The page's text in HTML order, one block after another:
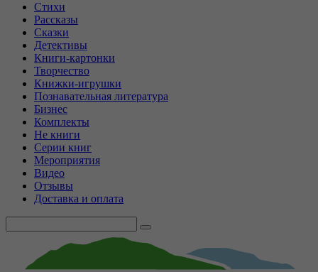
Стихи
Рассказы
Сказки
Детективы
Книги-картонки
Творчество
Книжки-игрушки
Познавательная литература
Бизнес
Комплекты
Не книги
Серии книг
Мероприятия
Видео
Отзывы
Доставка и оплата